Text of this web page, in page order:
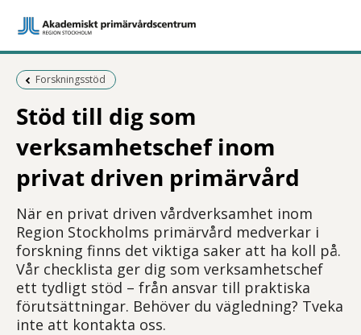
Föregående sida:
Forskningsstöd
Stöd till dig som
verksamhetschef inom
privat driven primärvård
När en privat driven vårdverksamhet inom
Region Stockholms primärvård medverkar i
forskning finns det viktiga saker att ha koll på.
Vår checklista ger dig som verksamhetschef
ett tydligt stöd – från ansvar till praktiska
förutsättningar. Behöver du vägledning? Tveka
inte att kontakta oss.